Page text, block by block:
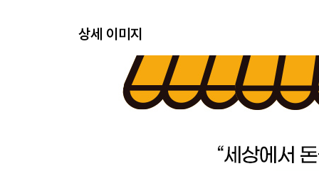
4장 미국에서 흑인 여성 창업가로 살아간다는 것
다른 흑인 여성도 함께 성공하는 모습을 보고 싶어
눈을 감고 성공한 창업가를 그려보세요│백인
2부 성장과 부침의 시간을 통과하는 법
상세 이미지